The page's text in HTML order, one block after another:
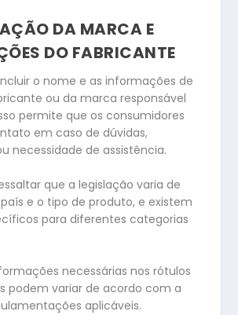
DA MARCA E
DO FABRICANTE
o nome e as informações de
ou da marca responsável
permite que os consumidores
em caso de dúvidas,
necessidade de assistência.
que a legislação varia de
e o tipo de produto, e existem
para diferentes categorias
necessárias nos rótulos
podem variar de acordo com a
aplicáveis.